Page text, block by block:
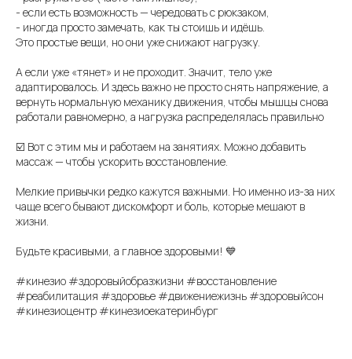
- если есть возможность — чередовать с рюкзаком,
- иногда просто замечать, как ты стоишь и идёшь.
Это простые вещи, но они уже снижают нагрузку.
А если уже «тянет» и не проходит. Значит, тело уже
адаптировалось. И здесь важно не просто снять напряжение, а
вернуть нормальную механику движения, чтобы мышцы снова
работали равномерно, а нагрузка распределялась правильно
☑️ Вот с этим мы и работаем на занятиях. Можно добавить
массаж — чтобы ускорить восстановление.
Мелкие привычки редко кажутся важными. Но именно из-за них
чаще всего бывают дискомфорт и боль, которые мешают в
жизни.
Будьте красивыми, а главное здоровыми! 💙
#кинезио #здоровыйобразжизни #восстановление
#реабилитация #здоровье #движениежизнь #здоровыйсон
#кинезиоцентр #кинезиоекатеринбург